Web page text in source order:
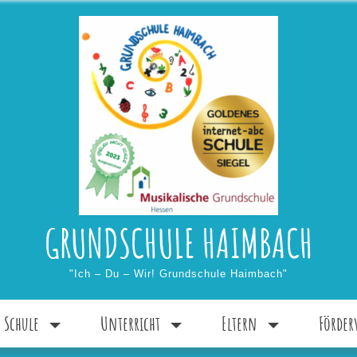
GRUNDSCHULE HAIMBACH
"Ich – Du – Wir! Grundschule Haimbach"
Unterricht Eltern